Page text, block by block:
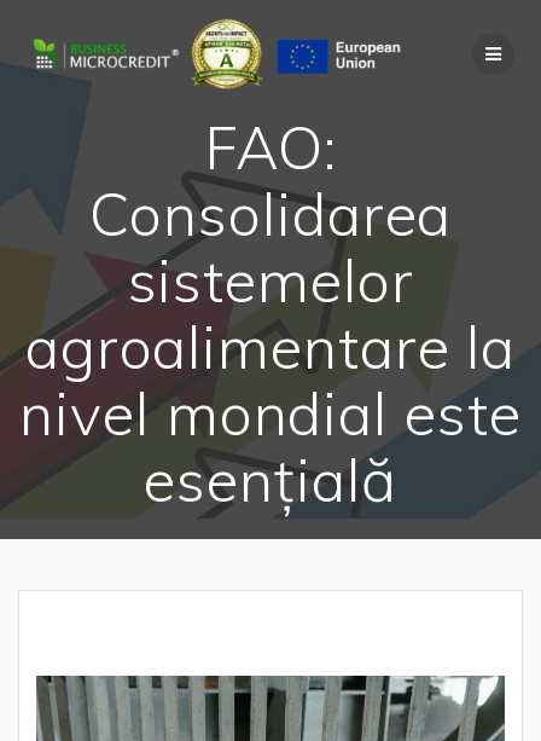
to
content
FAO:
Consolidarea
sistemelor
agroalimentare la
nivel mondial este
esențială